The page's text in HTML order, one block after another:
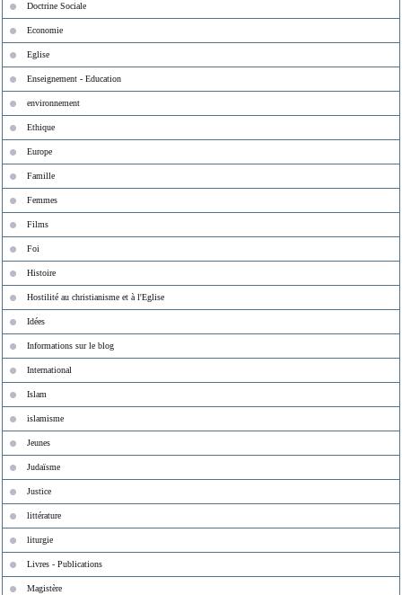
Doctrine Sociale
Economie
Eglise
Enseignement - Education
environnement
Ethique
Europe
Famille
Femmes
Films
Foi
Histoire
Hostilité au christianisme et à l'Eglise
Idées
Informations sur le blog
International
Islam
islamisme
Jeunes
Judaïsme
Justice
littérature
liturgie
Livres - Publications
Magistère